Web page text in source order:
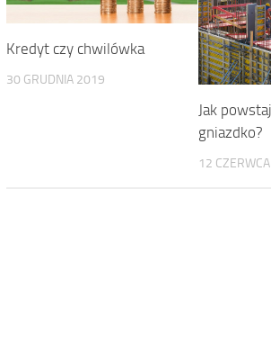
Kredyt czy chwilówka
30 GRUDNIA 2019
Jak
gniazdko?
12